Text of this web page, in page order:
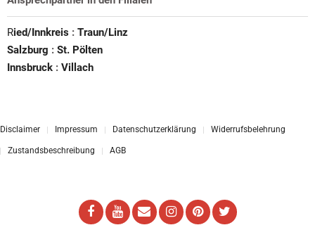
Ried/Innkreis : Traun/Linz
Salzburg : St. Pölten
Innsbruck : Villach
Disclaimer Impressum Datenschutzerklärung Widerrufsbelehrung
Zustandsbeschreibung AGB